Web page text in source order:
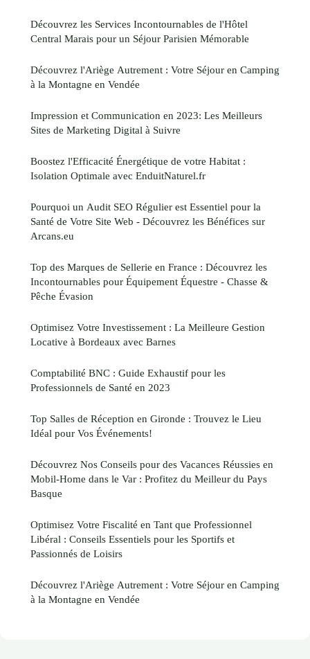
Découvrez les Services Incontournables de l'Hôtel
Central Marais pour un Séjour Parisien Mémorable
Découvrez l'Ariège Autrement : Votre Séjour en Camping
à la Montagne en Vendée
Impression et Communication en 2023: Les Meilleurs
Sites de Marketing Digital à Suivre
Boostez l'Efficacité Énergétique de votre Habitat :
Isolation Optimale avec EnduitNaturel.fr
Pourquoi un Audit SEO Régulier est Essentiel pour la
Santé de Votre Site Web - Découvrez les Bénéfices sur
Arcans.eu
Top des Marques de Sellerie en France : Découvrez les
Incontournables pour Équipement Équestre - Chasse &
Pêche Évasion
Optimisez Votre Investissement : La Meilleure Gestion
Locative à Bordeaux avec Barnes
Comptabilité BNC : Guide Exhaustif pour les
Professionnels de Santé en 2023
Top Salles de Réception en Gironde : Trouvez le Lieu
Idéal pour Vos Événements!
Découvrez Nos Conseils pour des Vacances Réussies en
Mobil-Home dans le Var : Profitez du Meilleur du Pays
Basque
Optimisez Votre Fiscalité en Tant que Professionnel
Libéral : Conseils Essentiels pour les Sportifs et
Passionnés de Loisirs
Découvrez l'Ariège Autrement : Votre Séjour en Camping
à la Montagne en Vendée